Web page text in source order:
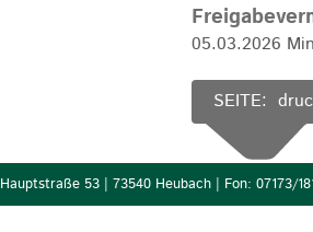
05.03.2026
SEITE:
Hauptstraße 53 | 73540 Heubach | Fon: 07173/